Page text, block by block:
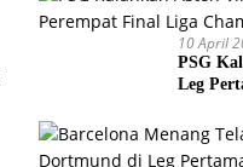
10 April
PSG
Leg